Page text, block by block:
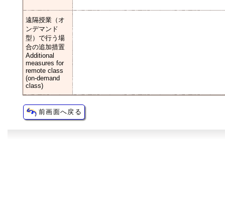
遠隔授業（オ
ンデマンド
型）で行う場
合の追加措置
Additional
measures for
remote class
(on-demand
class)